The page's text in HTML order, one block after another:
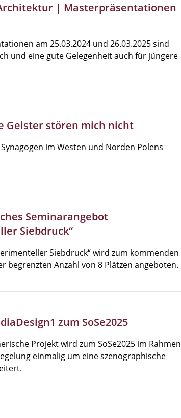
| Masterpräsentationen
am 25.03.2024 und 26.03.2025 sind
und eine gute Gelegenheit auch für jüngere
Geister stören mich nicht
im Westen und Norden Polens
Seminarangebot
Siebdruck“
Siebdruck“ wird zum kommenden
begrenzten Anzahl von 8 Plätzen angeboten.
zum SoSe2025
Projekt wird zum SoSe2025 im Rahmen
einmalig um eine szenographische